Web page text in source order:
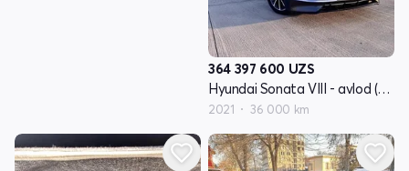
364 397 600 UZS
Hyundai Sonata VIII - avlod (DN8)
2021 36 000 km